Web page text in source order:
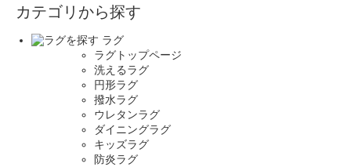
カテゴリから探す
ラグ
ラグトップページ
洗えるラグ
円形ラグ
撥水ラグ
ウレタンラグ
ダイニングラグ
キッズラグ
防炎ラグ